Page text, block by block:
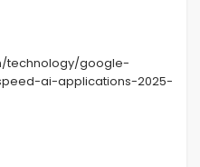
technology/google-
ai-applications-2025-